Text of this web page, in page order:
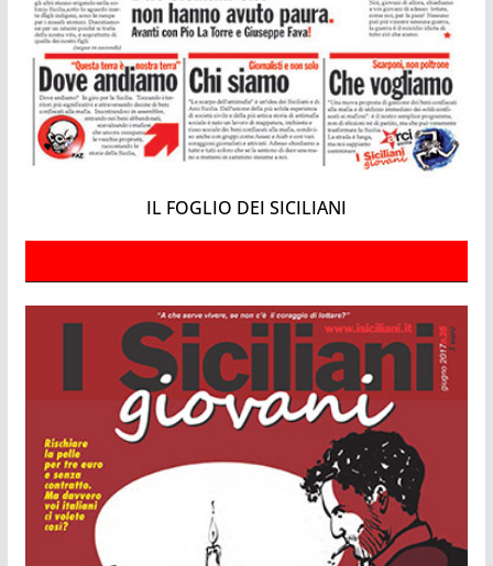
IL FOGLIO DEI SICILIANI